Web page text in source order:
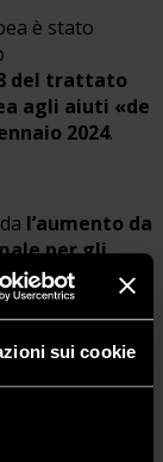
sui cookie
è stato
del trattato
agli aiuti «de
2024.
l’aumento da
per gli
può ricevere
e si rende